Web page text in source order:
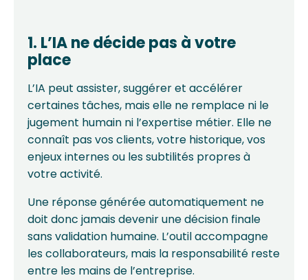
1. L’IA ne décide pas à votre
place
L’IA peut assister, suggérer et accélérer
certaines tâches, mais elle ne remplace ni le
jugement humain ni l’expertise métier. Elle ne
connaît pas vos clients, votre historique, vos
enjeux internes ou les subtilités propres à
votre activité.
Une réponse générée automatiquement ne
doit donc jamais devenir une décision finale
sans validation humaine. L’outil accompagne
les collaborateurs, mais la responsabilité reste
entre les mains de l’entreprise.